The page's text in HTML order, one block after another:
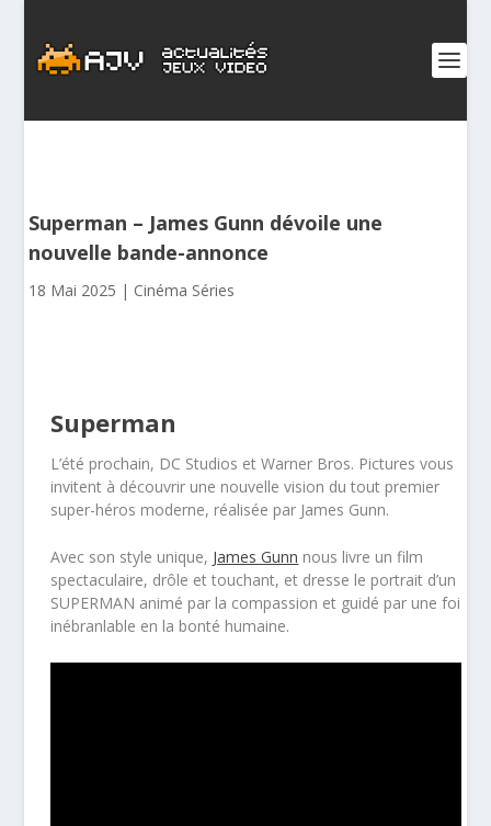
Superman – James Gunn dévoile une
nouvelle bande-annonce
18 Mai 2025 | Cinéma Séries
Superman
L’été prochain, DC Studios et Warner Bros. Pictures vous
invitent à découvrir une nouvelle vision du tout premier
super-héros moderne, réalisée par James Gunn.
Avec son style unique, James Gunn nous livre un film
spectaculaire, drôle et touchant, et dresse le portrait d’un
SUPERMAN animé par la compassion et guidé par une foi
inébranlable en la bonté humaine.